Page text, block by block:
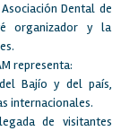
Dental de
organizador y la
representa:
Bajío y del país,
internacionales.
de visitantes